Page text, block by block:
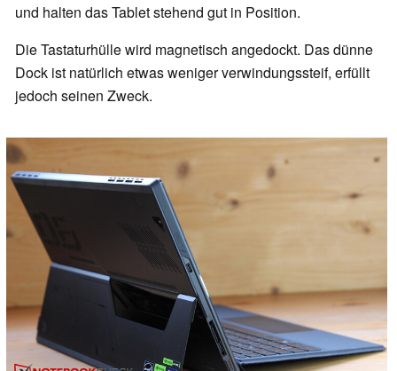
und halten das Tablet stehend gut in Position.
Die Tastaturhülle wird magnetisch angedockt. Das dünne
Dock ist natürlich etwas weniger verwindungssteif, erfüllt
jedoch seinen Zweck.